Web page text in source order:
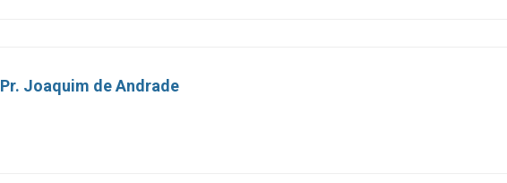
Pr. Joaquim de Andrade